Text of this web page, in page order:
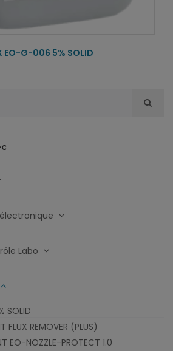
EO-G-006 5% SOLID
Labo
SOLID
FLUX REMOVER (PLUS)
EO-NOZZLE-PROTECT 1.0